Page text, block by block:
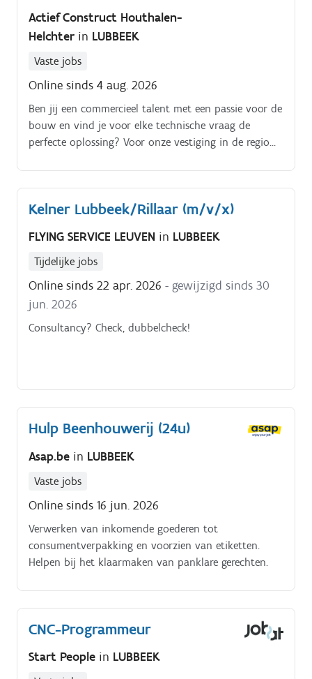
bewaakt de orde en netheid van jouw afdeling;Je
bent het eerste aanspreekpunt voor de groenten en
alle producten klaar voor de volgende dag.
Actief Construct Houthalen-
Helchter in LUBBEEK
Vaste jobs
Online sinds 4 aug. 2026
Ben jij een commercieel talent met een passie voor de
bouw en vind je voor elke technische vraag de
perfecte oplossing? Voor onze vestiging in de regio
commercieel toonbankmedewerker! Als hét gezicht
van de winkel help je vakmensen en bouwers met
deskundig advies en stuur je elk dossier van offerte
ontvangt vakmensen en ervaren bouwers aan de
toonbank en geeft hen vakkundig advies over
nauwkeurige offertes op, volgt deze proactief op en
zorgt dat elk project commercieel vlekkeloos verloopt
Je volgt het gehele proces nauwlettend op, vanaf de
Kelner Lubbeek/Rillaar (m/v/x)
FLYING SERVICE LEUVEN in LUBBEEK
Tijdelijke jobs
Online sinds 22 apr. 2026 - gewijzigd sinds 30
jun. 2026
Consultancy? Check, dubbelcheck!
Hulp Beenhouwerij (24u)
Asap.be in LUBBEEK
Vaste jobs
Online sinds 16 jun. 2026
Verwerken van inkomende goederen tot
consumentverpakking en voorzien van etiketten.
Helpen bij het klaarmaken van panklare gerechten.
CNC-Programmeur
Start People in LUBBEEK